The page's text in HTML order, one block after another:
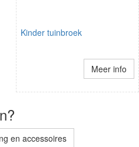
Kinder tuinbroek
Meer info
en accessoires